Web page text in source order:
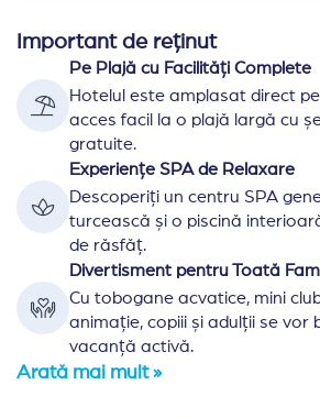
Important de reținut
Pe Plajă cu Facilități Complete
Hotelul este amplasat direct
acces facil la o plajă largă cu
gratuite.
Experiențe SPA de Relaxare
Descoperiți un centru SPA
turcească și o piscină
de răsfăț.
Divertisment pentru Toată
Cu tobogane acvatice, mini
animație, copiii și adulții se vor
vacanță activă.
Arată mai mult »